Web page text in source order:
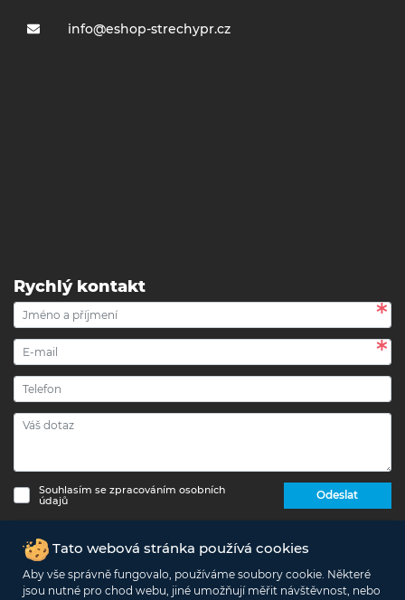
info@eshop-strechypr.cz
Rychlý kontakt
Souhlasím se zpracováním osobních
údajů
Odeslat
Copyright © 2017 - 2026 eshop-strechypr.cz - Všechna
práva vyhrazena -Info o zpracování osobních údajů
Podle zákona o evidenci tržeb je prodávající povinen vystavit kupujícímu
Tato webová stránka používá cookies
Aby vše správně fungovalo, používáme soubory cookie. Některé
jsou nutné pro chod webu, jiné umožňují měřit návštěvnost, nebo